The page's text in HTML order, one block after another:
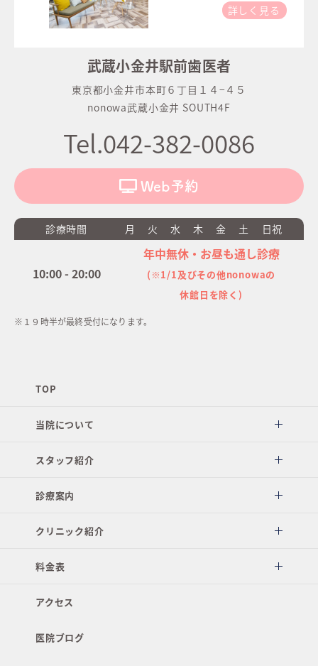
詳しく見る
武蔵小金井駅前歯医者
東京都小金井市本町６丁目１４−４５
nonowa武蔵小金井 SOUTH4F
Tel.042-382-0086
Web予約
診療時間 月 火 水 木 金 土 日祝
10:00 - 20:00
年中無休・お昼も通し診療
(※1/1及びその他nonowaの
休館日を除く)
※１９時半が最終受付になります。
TOP
当院について
スタッフ紹介
診療案内
クリニック紹介
料金表
アクセス
医院ブログ